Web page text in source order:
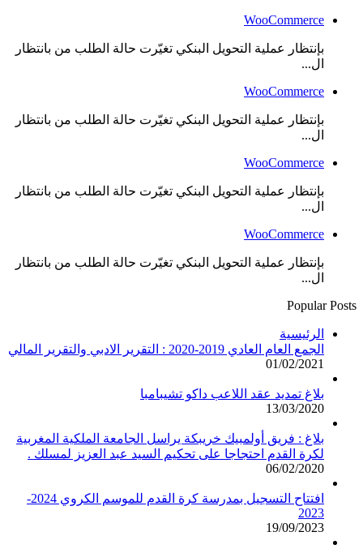
WooCommerce
بإنتظار عملية التحويل البنكي تغيّرت حالة الطلب من بانتظار
ال...
WooCommerce
بإنتظار عملية التحويل البنكي تغيّرت حالة الطلب من بانتظار
ال...
WooCommerce
بإنتظار عملية التحويل البنكي تغيّرت حالة الطلب من بانتظار
ال...
WooCommerce
بإنتظار عملية التحويل البنكي تغيّرت حالة الطلب من بانتظار
ال...
Popular Posts
الرئيسية
الجمع العام العادي 2019-2020 : التقرير الادبي والتقرير المالي
01/02/2021
بلاغ تمديد عقد اللاعب داكو تشيبامبا
13/03/2020
بلاغ : فريق أولمبيك خريبكة يراسل الجامعة الملكية المغربية
لكرة القدم احتجاجا على تحكيم السيد عبد العزيز لمسلك .
06/02/2020
افتتاح التسجيل بمدرسة كرة القدم للموسم الكروي 2024-
2023
19/09/2023